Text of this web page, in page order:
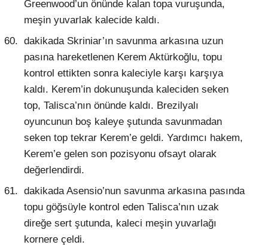
Greenwood’un önünde kalan topa vuruşunda,
meşin yuvarlak kalecide kaldı.
dakikada Skriniar’ın savunma arkasına uzun
pasına hareketlenen Kerem Aktürkoğlu, topu
kontrol ettikten sonra kaleciyle karşı karşıya
kaldı. Kerem’in dokunuşunda kaleciden seken
top, Talisca’nın önünde kaldı. Brezilyalı
oyuncunun boş kaleye şutunda savunmadan
seken top tekrar Kerem’e geldi. Yardımcı hakem,
Kerem’e gelen son pozisyonu ofsayt olarak
değerlendirdi.
dakikada Asensio’nun savunma arkasına pasında
topu göğsüyle kontrol eden Talisca’nın uzak
direğe sert şutunda, kaleci meşin yuvarlağı
kornere çeldi.